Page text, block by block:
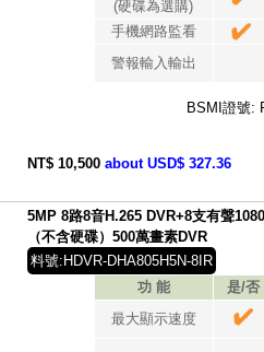
(硬碟為選購)
手機網路監看
警報輸入輸出
BSMI證號:
NT$ 10,500 about USD$ 327.36
5MP 8路8音H.265 DVR+8支有聲
（不含硬碟）500萬畫素DVR
料號:HDVR-DHA805H5N-8IR
功 能
是/否
最大顯示速度